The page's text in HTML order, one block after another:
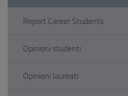
Report Career Students
Opinioni studenti
Opinioni laureati